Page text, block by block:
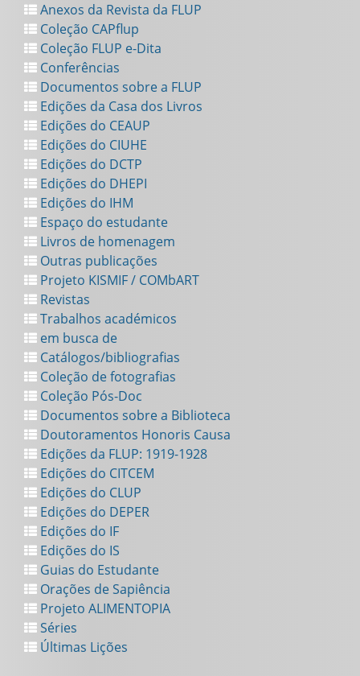
Anexos da Revista da FLUP
Coleção CAPflup
Coleção FLUP e-Dita
Conferências
Documentos sobre a FLUP
Edições da Casa dos Livros
Edições do CEAUP
Edições do CIUHE
Edições do DCTP
Edições do DHEPI
Edições do IHM
Espaço do estudante
Livros de homenagem
Outras publicações
Projeto KISMIF / COMbART
Revistas
Trabalhos académicos
em busca de
Catálogos/bibliografias
Coleção de fotografias
Coleção Pós-Doc
Documentos sobre a Biblioteca
Doutoramentos Honoris Causa
Edições da FLUP: 1919-1928
Edições do CITCEM
Edições do CLUP
Edições do DEPER
Edições do IF
Edições do IS
Guias do Estudante
Orações de Sapiência
Projeto ALIMENTOPIA
Séries
Últimas Lições